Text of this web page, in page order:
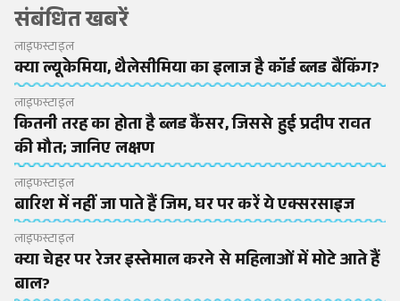
संबंधित खबरें
लाइफस्टाइल
क्या ल्यूकेमिया, थैलेसीमिया का इलाज है कॉर्ड ब्लड बैंकिंग?
लाइफस्टाइल
कितनी तरह का होता है ब्लड कैंसर, जिससे हुई प्रदीप रावत
की मौत; जानिए लक्षण
लाइफस्टाइल
बारिश में नहीं जा पाते हैं जिम, घर पर करें ये एक्सरसाइज
लाइफस्टाइल
क्या चेहर पर रेजर इस्तेमाल करने से महिलाओं में मोटे आते हैं
बाल?